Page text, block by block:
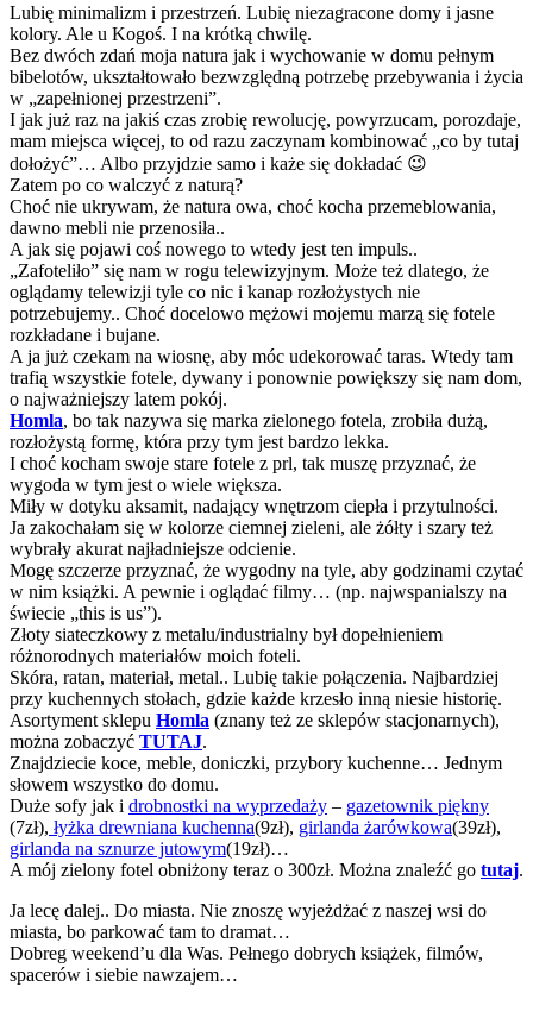
Lubię minimalizm i przestrzeń. Lubię niezagracone domy i jasne
kolory. Ale u Kogoś. I na krótką chwilę.
Bez dwóch zdań moja natura jak i wychowanie w domu pełnym
bibelotów, ukształtowało bezwzględną potrzebę przebywania i życia
w „zapełnionej przestrzeni”.
I jak już raz na jakiś czas zrobię rewolucję, powyrzucam, porozdaje,
mam miejsca więcej, to od razu zaczynam kombinować „co by tutaj
dołożyć”… Albo przyjdzie samo i każe się dokładać 😉
Zatem po co walczyć z naturą?
Choć nie ukrywam, że natura owa, choć kocha przemeblowania,
dawno mebli nie przenosiła..
A jak się pojawi coś nowego to wtedy jest ten impuls..
„Zafoteliło” się nam w rogu telewizyjnym. Może też dlatego, że
oglądamy telewizji tyle co nic i kanap rozłożystych nie
potrzebujemy.. Choć docelowo mężowi mojemu marzą się fotele
rozkładane i bujane.
A ja już czekam na wiosnę, aby móc udekorować taras. Wtedy tam
trafią wszystkie fotele, dywany i ponownie powiększy się nam dom,
o najważniejszy latem pokój.
Homla, bo tak nazywa się marka zielonego fotela, zrobiła dużą,
rozłożystą formę, która przy tym jest bardzo lekka.
I choć kocham swoje stare fotele z prl, tak muszę przyznać, że
wygoda w tym jest o wiele większa.
Miły w dotyku aksamit, nadający wnętrzom ciepła i przytulności.
Ja zakochałam się w kolorze ciemnej zieleni, ale żółty i szary też
wybrały akurat najładniejsze odcienie.
Mogę szczerze przyznać, że wygodny na tyle, aby godzinami czytać
w nim książki. A pewnie i oglądać filmy… (np. najwspanialszy na
świecie „this is us”).
Złoty siateczkowy z metalu/industrialny był dopełnieniem
różnorodnych materiałów moich foteli.
Skóra, ratan, materiał, metal.. Lubię takie połączenia. Najbardziej
przy kuchennych stołach, gdzie każde krzesło inną niesie historię.
Asortyment sklepu Homla (znany też ze sklepów stacjonarnych),
można zobaczyć TUTAJ.
Znajdziecie koce, meble, doniczki, przybory kuchenne… Jednym
słowem wszystko do domu.
Duże sofy jak i drobnostki na wyprzedaży – gazetownik piękny
(7zł), łyżka drewniana kuchenna(9zł), girlanda żarówkowa(39zł),
girlanda na sznurze jutowym(19zł)…
A mój zielony fotel obniżony teraz o 300zł. Można znaleźć go tutaj.
Ja lecę dalej.. Do miasta. Nie znoszę wyjeżdżać z naszej wsi do
miasta, bo parkować tam to dramat…
Dobreg weekend’u dla Was. Pełnego dobrych książek, filmów,
spacerów i siebie nawzajem…